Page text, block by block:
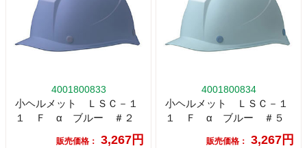
4001800833
小ヘルメット ＬＳＣ－１
１ Ｆ α ブルー ＃２
販売価格： 3,267円
4001800834
小ヘルメット ＬＳＣ－１
１ Ｆ α ブルー ＃５
販売価格： 3,267円